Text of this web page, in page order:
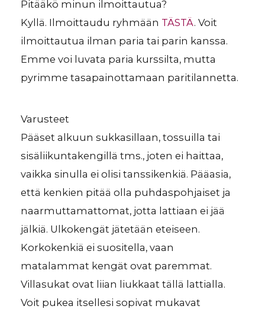
Pitääkö minun ilmoittautua?
Kyllä. Ilmoittaudu ryhmään TÄSTÄ. Voit
ilmoittautua ilman paria tai parin kanssa.
Emme voi luvata paria kurssilta, mutta
pyrimme tasapainottamaan paritilannetta.
Varusteet
Pääset alkuun sukkasillaan, tossuilla tai
sisäliikuntakengillä tms., joten ei haittaa,
vaikka sinulla ei olisi tanssikenkiä. Pääasia,
että kenkien pitää olla puhdaspohjaiset ja
naarmuttamattomat, jotta lattiaan ei jää
jälkiä. Ulkokengät jätetään eteiseen.
Korkokenkiä ei suositella, vaan
matalammat kengät ovat paremmat.
Villasukat ovat liian liukkaat tällä lattialla.
Voit pukea itsellesi sopivat mukavat